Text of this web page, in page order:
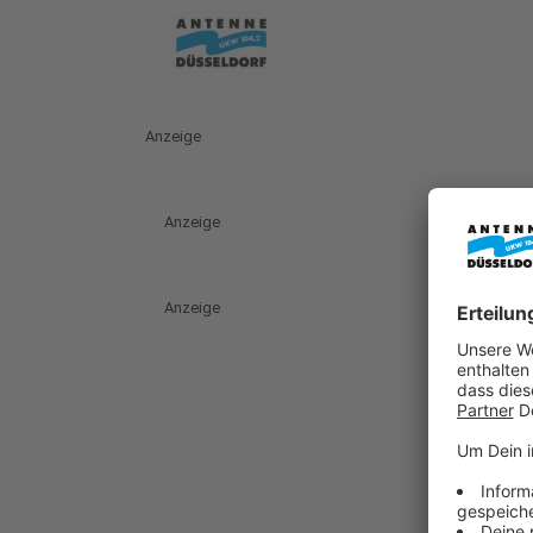
Anzeige
Anzeige
Anzeige